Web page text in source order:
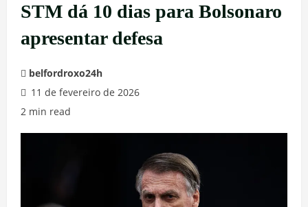
STM dá 10 dias para Bolsonaro
apresentar defesa
belfordroxo24h
11 de fevereiro de 2026
2 min read